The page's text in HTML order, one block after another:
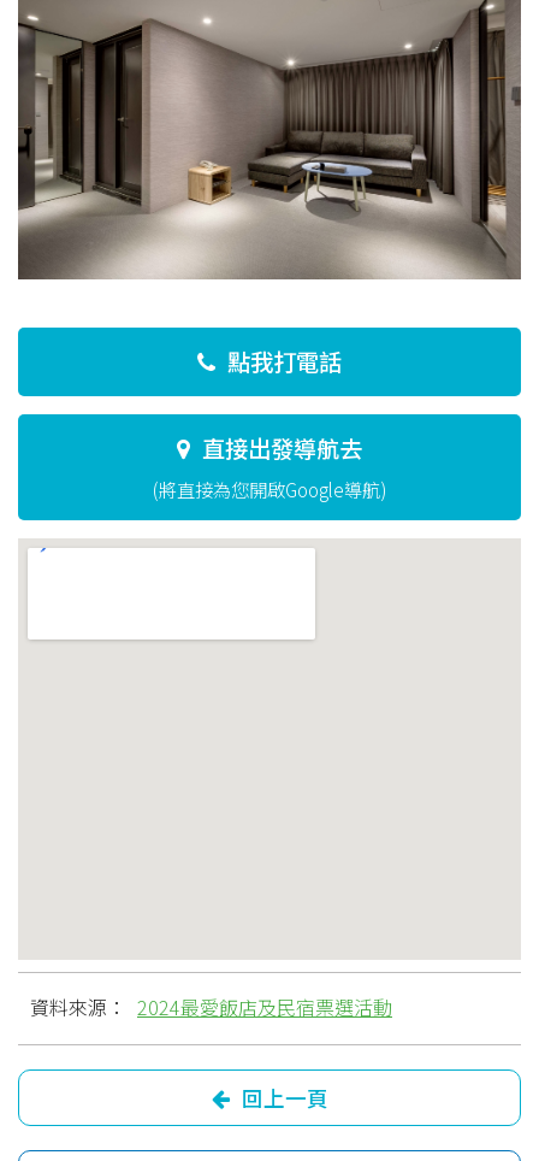
點我打電話
直接出發導航去
(將直接為您開啟Google導航)
資料來源： 2024最愛飯店及民宿票選活動
回上一頁